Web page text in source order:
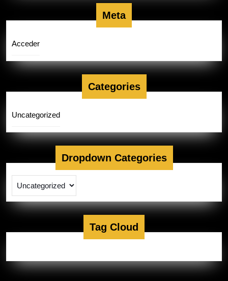
Meta
Acceder
Categories
Uncategorized
Dropdown Categories
Tag Cloud